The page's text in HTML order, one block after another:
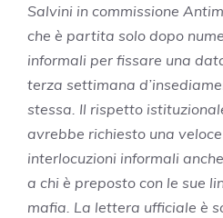
Salvini in commissione
che è partita solo dopo
informali per fissare una
terza settimana
stessa. Il rispetto
avrebbe richiesto una
interlocuzioni informali
a chi è preposto con le sue
mafia. La lettera ufficiale è